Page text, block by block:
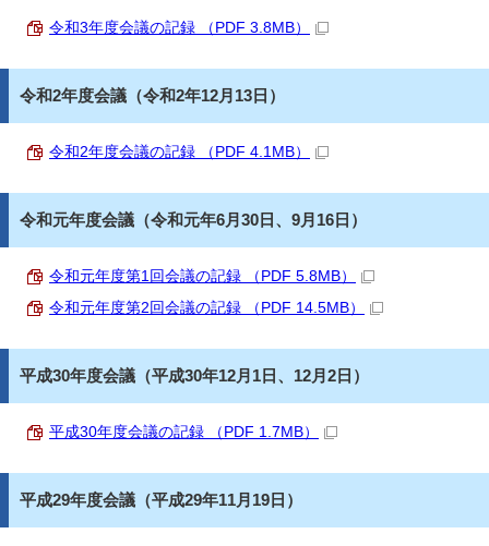
令和3年度会議の記録 （PDF 3.8MB）
令和2年度会議（令和2年12月13日）
令和2年度会議の記録 （PDF 4.1MB）
令和元年度会議（令和元年6月30日、9月16日）
令和元年度第1回会議の記録 （PDF 5.8MB）
令和元年度第2回会議の記録 （PDF 14.5MB）
平成30年度会議（平成30年12月1日、12月2日）
平成30年度会議の記録 （PDF 1.7MB）
平成29年度会議（平成29年11月19日）